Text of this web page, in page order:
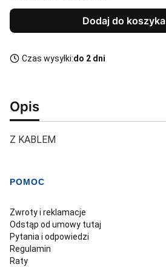
Dodaj do koszyka
Czas wysyłki:do 2 dni
Opis
Z KABLEM
Linki w stopce
POMOC
Zwroty i reklamacje
Odstąp od umowy tutaj
Pytania i odpowiedzi
Regulamin
Raty